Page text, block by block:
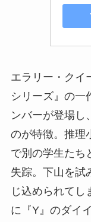
エラリー・クイ
シリーズ』の一
ンバーが登場し
のが特徴。推理
で別の学生たち
失踪。下山を試
じ込められてし
に『Y』のダイ